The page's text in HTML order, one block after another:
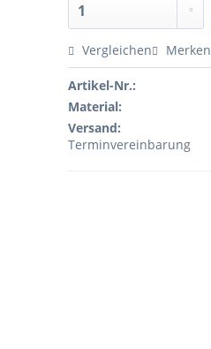
Vergleichen Merken
Artikel-Nr.:
Material:
Versand:
Terminvereinbarung